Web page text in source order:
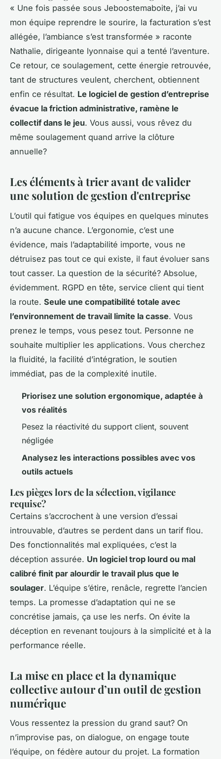
« Une fois passée sous Jeboostemaboite, j’ai vu
mon équipe reprendre le sourire, la facturation s’est
allégée, l’ambiance s’est transformée » raconte
Nathalie, dirigeante lyonnaise qui a tenté l’aventure.
Ce retour, ce soulagement, cette énergie retrouvée,
tant de structures veulent, cherchent, obtiennent
enfin ce résultat. Le logiciel de gestion d’entreprise
évacue la friction administrative, ramène le
collectif dans le jeu. Vous aussi, vous rêvez du
même soulagement quand arrive la clôture
annuelle?
Les éléments à trier avant de valider
une solution de gestion d'entreprise
L’outil qui fatigue vos équipes en quelques minutes
n’a aucune chance. L’ergonomie, c’est une
évidence, mais l’adaptabilité importe, vous ne
détruisez pas tout ce qui existe, il faut évoluer sans
tout casser. La question de la sécurité? Absolue,
évidemment. RGPD en tête, service client qui tient
la route. Seule une compatibilité totale avec
l’environnement de travail limite la casse. Vous
prenez le temps, vous pesez tout. Personne ne
souhaite multiplier les applications. Vous cherchez
la fluidité, la facilité d’intégration, le soutien
immédiat, pas de la complexité inutile.
Priorisez une solution ergonomique, adaptée à
vos réalités
Pesez la réactivité du support client, souvent
négligée
Analysez les interactions possibles avec vos
outils actuels
Les pièges lors de la sélection, vigilance
requise?
Certains s’accrochent à une version d’essai
introuvable, d’autres se perdent dans un tarif flou.
Des fonctionnalités mal expliquées, c’est la
déception assurée. Un logiciel trop lourd ou mal
calibré finit par alourdir le travail plus que le
soulager. L’équipe s’étire, renâcle, regrette l’ancien
temps. La promesse d’adaptation qui ne se
concrétise jamais, ça use les nerfs. On évite la
déception en revenant toujours à la simplicité et à la
performance réelle.
La mise en place et la dynamique
collective autour d’un outil de gestion
numérique
Vous ressentez la pression du grand saut? On
n’improvise pas, on dialogue, on engage toute
l’équipe, on fédère autour du projet. La formation